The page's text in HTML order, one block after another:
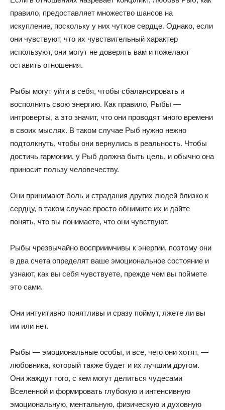
правило, предоставляет множество шансов на
искупление, поскольку у них чуткое сердце. Однако, если
они чувствуют, что их чувствительный характер
используют, они могут не доверять вам и пожелают
оставить отношения.
Рыбы могут уйти в себя, чтобы сбалансировать и
восполнить свою энергию. Как правило, Рыбы —
интроверты, а это значит, что они проводят много времени
в своих мыслях. В таком случае Рыб нужно нежно
подтолкнуть, чтобы они вернулись в реальность. Чтобы
достичь гармонии, у Рыб должна быть цель, и обычно она
приносит пользу человечеству.
Они принимают боль и страдания других людей близко к
сердцу, в таком случае просто обнимите их и дайте
понять, что вы понимаете, что они чувствуют.
Рыбы чрезвычайно восприимчивы к энергии, поэтому они
в два счета определят ваше эмоциональное состояние и
узнают, как вы себя чувствуете, прежде чем вы поймете
это сами.
Они интуитивно понятливы и сразу поймут, лжете ли вы
им или нет.
Рыбы — эмоциональные особы, и все, чего они хотят, —
любовника, который также будет и их лучшим другом.
Они жаждут того, с кем могут делиться чудесами
Вселенной и формировать глубокую и интенсивную
эмоциональную, ментальную, физическую и духовную